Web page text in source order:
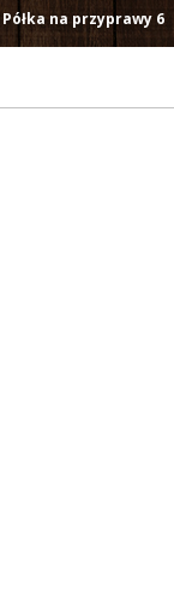
Półka na przyprawy 6